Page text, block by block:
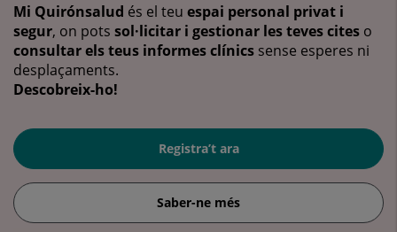
Mi Quirónsalud és el teu espai personal privat i
segur, on pots sol·licitar i gestionar les teves cites o
consultar els teus informes clínics sense esperes ni
desplaçaments.
Descobreix-ho!
Registra’t ara
Saber-ne més